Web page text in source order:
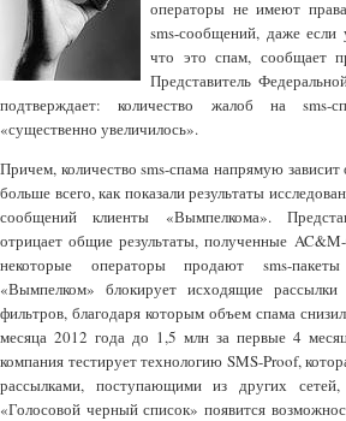
операторы не имеют
sms-сообщений, даже
что это спам, сообщает
Представитель
подтверждает: количество жалоб на sms-
«существенно увеличилось».
Причем, количество sms-спама напрямую
больше всего, как показали результаты
сообщений клиенты «Вымпелкома».
отрицает общие результаты, полученные
некоторые операторы продают sms-
«Вымпелком» блокирует исходящие
фильтров, благодаря которым объем спама
месяца 2012 года до 1,5 млн за первые 4
компания тестирует технологию SMS-Proof,
рассылками, поступающими из других
«Голосовой черный список» появится